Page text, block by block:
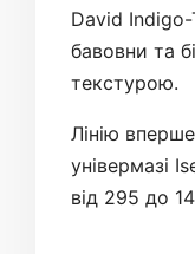
David Indigo-
бавовни та
текстурою.
Лінію
універмазі
від 295 до